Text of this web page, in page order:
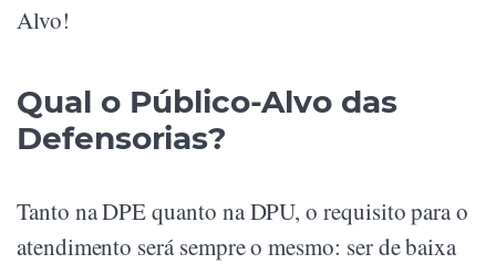
Alvo!
Qual o Público-Alvo das
Defensorias?
Tanto na DPE quanto na DPU, o requisito para o
atendimento será sempre o mesmo: ser de baixa